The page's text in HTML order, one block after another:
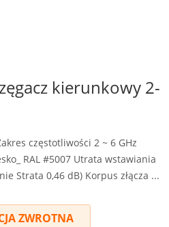
kierunkowy 2-
częstotliwości 2 ~ 6 GHz
RAL #5007 Utrata wstawiania
Strata 0,46 dB) Korpus złącza ...
ZWROTNA